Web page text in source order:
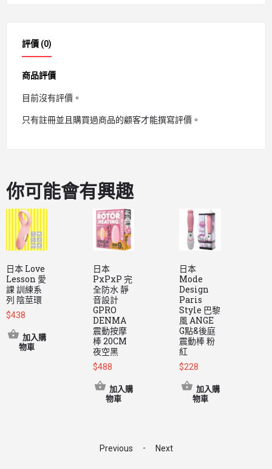
評價 (0)
商品評價
目前沒有評價。
只有註冊並且購買過商品的顧客才能撰寫評價。
你可能會有興趣
日本 Love
Lesson 愛
課 訓練系
列 陰莖環
$438
加入購
物車
日本
PxPxP 完
全防水 靜
音設計
GPRO
DENMA
震動按摩
棒 20CM
夜空黑
$488
加入購
物車
日本
Mode
Design
Paris
Style 巴黎
風 ANGE
G點&後庭
震動棒 粉
紅
$228
加入購
物車
Previous - Next